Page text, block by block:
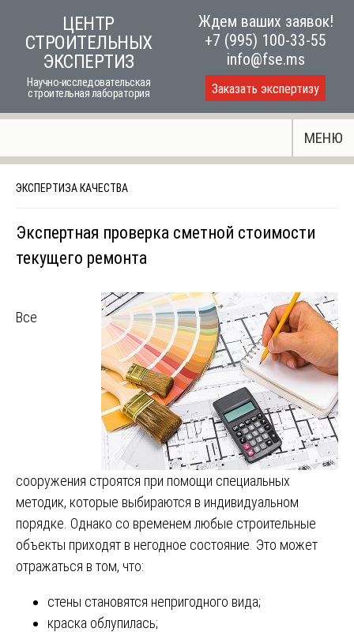
content
ЦЕНТР
СТРОИТЕЛЬНЫХ
ЭКСПЕРТИЗ
Научно-исследовательская
строительная лаборатория
Ждем ваших заявок!
+7 (995) 100-33-55
info@fse.ms
Заказать экспертизу
МЕНЮ
ЭКСПЕРТИЗА КАЧЕСТВА
Экспертная проверка сметной стоимости
текущего ремонта
Все
сооружения строятся при помощи специальных
методик, которые выбираются в индивидуальном
порядке. Однако со временем любые строительные
объекты приходят в негодное состояние. Это может
отражаться в том, что:
стены становятся непригодного вида;
краска облупилась;